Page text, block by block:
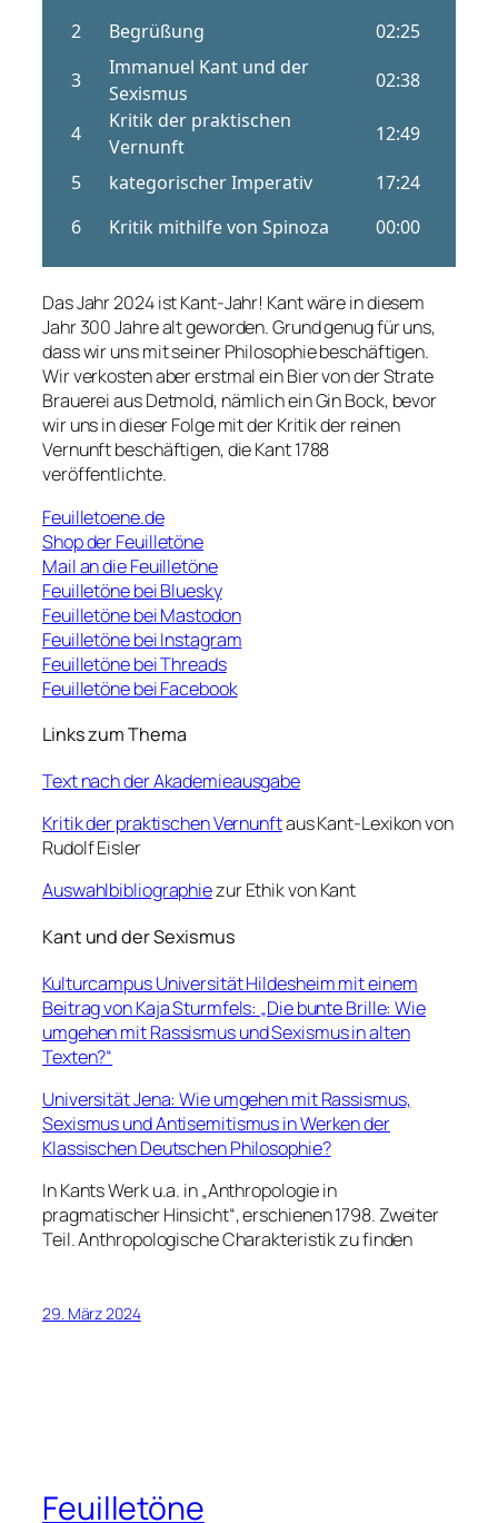
Das Jahr 2024 ist Kant-Jahr! Kant wäre in diesem
Jahr 300 Jahre alt geworden. Grund genug für uns,
dass wir uns mit seiner Philosophie beschäftigen.
Wir verkosten aber erstmal ein Bier von der Strate
Brauerei aus Detmold, nämlich ein Gin Bock, bevor
wir uns in dieser Folge mit der Kritik der reinen
Vernunft beschäftigen, die Kant 1788
veröffentlichte.
Feuilletoene.de
Shop der Feuilletöne
Mail an die Feuilletöne
Feuilletöne bei Bluesky
Feuilletöne bei Mastodon
Feuilletöne bei Instagram
Feuilletöne bei Threads
Feuilletöne bei Facebook
Links zum Thema
Text nach der Akademieausgabe
Kritik der praktischen Vernunftaus Kant-Lexikon von
Rudolf Eisler
Auswahlbibliographiezur Ethik von Kant
Kant und der Sexismus
Kulturcampus Universität Hildesheim mit einem
Beitrag von Kaja Sturmfels: „Die bunte Brille: Wie
umgehen mit Rassismus und Sexismus in alten
Texten?“
Universität Jena: Wie umgehen mit Rassismus,
Sexismus und Antisemitismus in Werken der
Klassischen Deutschen Philosophie?
In Kants Werk u.a. in „Anthropologie in
pragmatischer Hinsicht“, erschienen 1798. Zweiter
Teil. Anthropologische Charakteristik zu finden
29. März 2024
Feuilletöne